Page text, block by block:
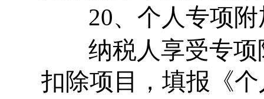
20、个人专项附
纳税人享受专项
扣除项目，填报《